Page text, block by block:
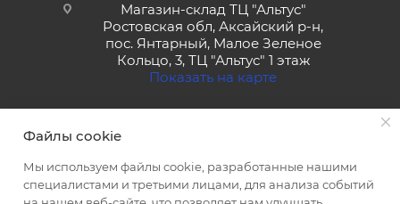
Магазин-склад ТЦ "Альтус"
Ростовская обл, Аксайский р-н,
пос. Янтарный, Малое Зеленое
Кольцо, 3, ТЦ "Альтус" 1 этаж
Показать на карте
Файлы cookie
Мы используем файлы cookie, разработанные нашими
специалистами и третьими лицами, для анализа событий